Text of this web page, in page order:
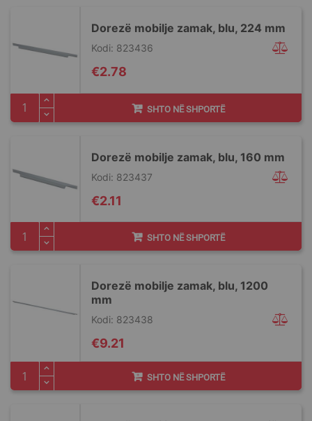
Dorezë mobilje zamak, blu, 224 mm
Kodi: 823436
€2.78
SHTO NË SHPORTË
Dorezë mobilje zamak, blu, 160 mm
Kodi: 823437
€2.11
SHTO NË SHPORTË
Dorezë mobilje zamak, blu, 1200
mm
Kodi: 823438
€9.21
SHTO NË SHPORTË